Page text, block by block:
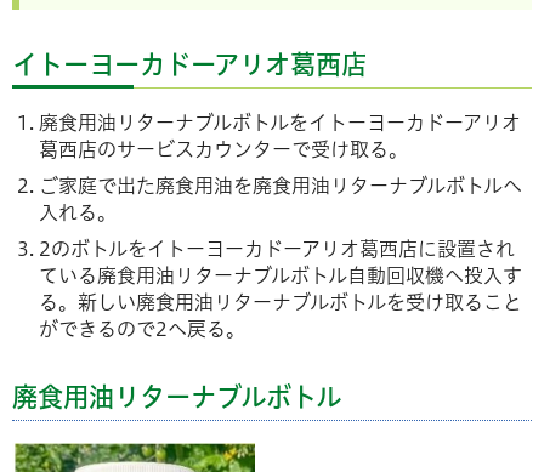
イトーヨーカドーアリオ葛西店
廃食用油リターナブルボトルをイトーヨーカドーアリオ
葛西店のサービスカウンターで受け取る。
ご家庭で出た廃食用油を廃食用油リターナブルボトルへ
入れる。
2のボトルをイトーヨーカドーアリオ葛西店に設置され
ている廃食用油リターナブルボトル自動回収機へ投入す
る。新しい廃食用油リターナブルボトルを受け取ること
ができるので2へ戻る。
廃食用油リターナブルボトル